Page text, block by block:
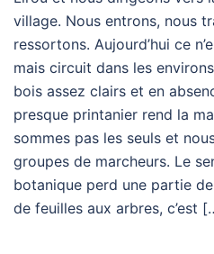
village. Nous entrons, nous
ressortons. Aujourd’hui ce
mais circuit dans les
bois assez clairs et en
presque printanier rend la
sommes pas les seuls et
groupes de marcheurs. Le
botanique perd une partie
de feuilles aux arbres, c’est